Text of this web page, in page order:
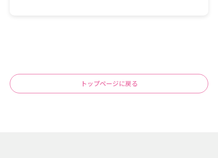
トップページに戻る